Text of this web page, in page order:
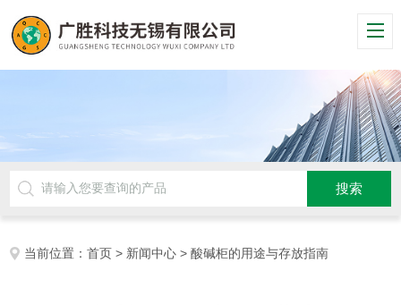
当前位置：首页 > 新闻中心 > 酸碱柜的用途与存放指南